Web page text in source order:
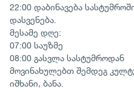
22:00 დაბინავება
დასვენება.
მესამე დღე:
07:00 საუზმე
08:00 გასვლა სასტუმროდან
მოვინახულებთ შემდეგ
იშხანი, ბანა.